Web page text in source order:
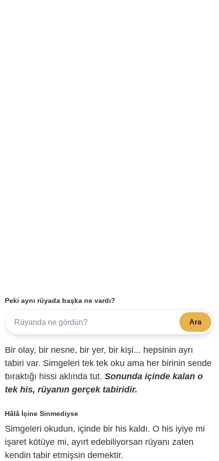
Peki aynı rüyada başka ne vardı?
Ara
Bir olay, bir nesne, bir yer, bir kişi... hepsinin ayrı
tabiri var. Simgeleri tek tek oku ama her birinin sende
bıraktığı hissi aklında tut. Sonunda içinde kalan o
tek his, rüyanın gerçek tabiridir.
Hâlâ İçine Sinmediyse
Simgeleri okudun, içinde bir his kaldı. O his iyiye mi
işaret kötüye mi, ayırt edebiliyorsan rüyanı zaten
kendin tabir etmişsin demektir.